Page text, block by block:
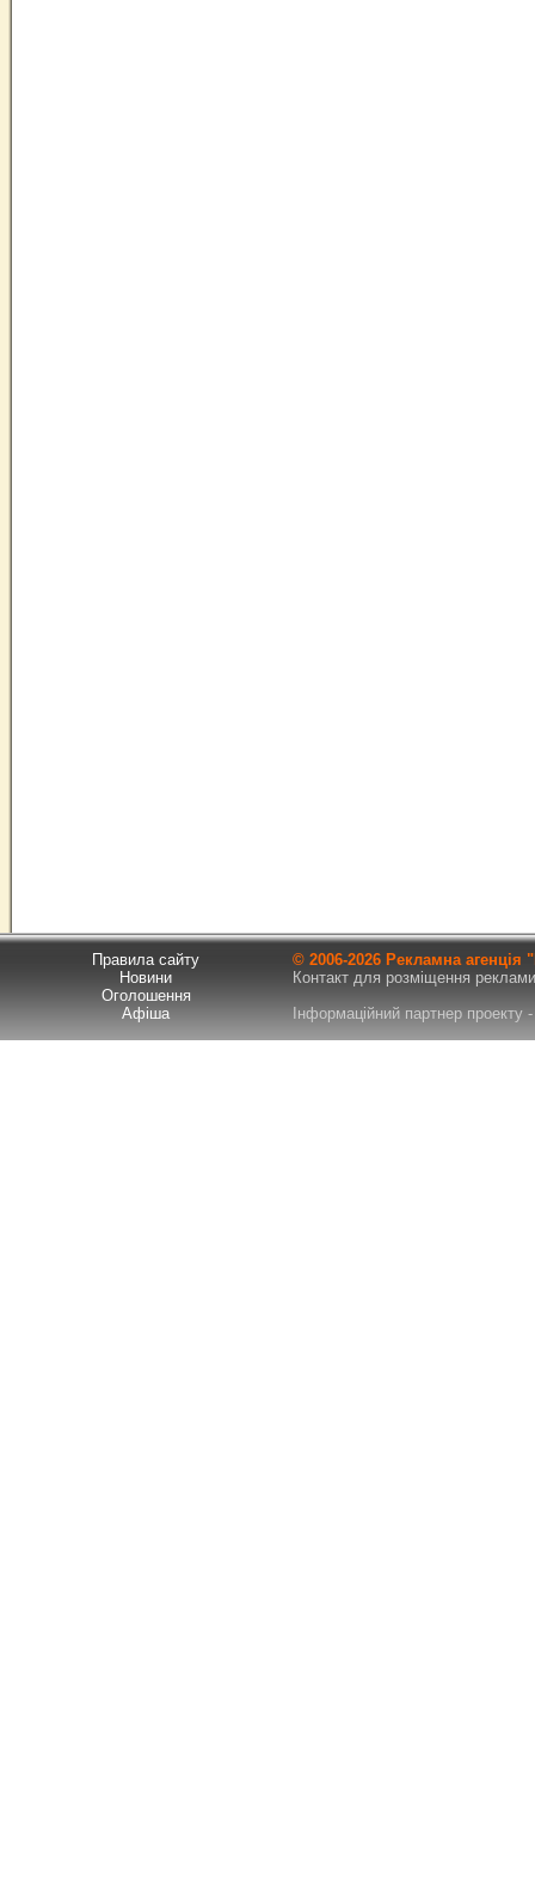
Правила сайту
Новини
Оголошення
Афіша
© 2006-2026 Рекламна
Контакт для розміщення
Інформаційний партнер проекту